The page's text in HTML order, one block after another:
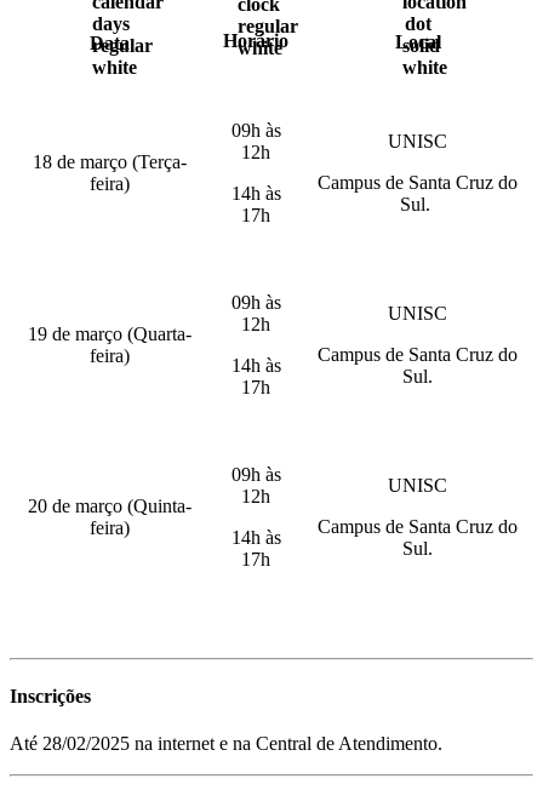
Data Horário Local
18 de março (Terça-
feira)
09h às
12h
14h às
17h
UNISC
Campus de Santa Cruz do
Sul.
19 de março (Quarta-
feira)
09h às
12h
14h às
17h
UNISC
Campus de Santa Cruz do
Sul.
20 de março (Quinta-
feira)
09h às
12h
14h às
17h
UNISC
Campus de Santa Cruz do
Sul.
Inscrições
Até 28/02/2025 na internet e na Central de Atendimento.